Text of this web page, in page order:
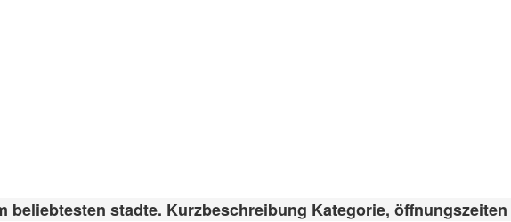
beliebtesten stadte. Kurzbeschreibung Kategorie, öffnungszeiten